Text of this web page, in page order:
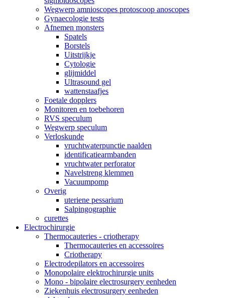
Wegwerp amnioscopes protoscoop anoscopes
Gynaecologie tests
Afnemen monsters
Spatels
Borstels
Uitstrijkje
Cytologie
glijmiddel
Ultrasound gel
wattenstaafjes
Foetale dopplers
Monitoren en toebehoren
RVS speculum
Wegwerp speculum
Verloskunde
vruchtwaterpunctie naalden
identificatiearmbanden
vruchtwater perforator
Navelstreng klemmen
Vacuumpomp
Overig
uteriene pessarium
Salpingographie
curettes
Electrochirurgie
Thermocauteries - criotherapy
Thermocauteries en accessoires
Criotherapy
Electrodepilators en accessoires
Monopolaire elektrochirurgie units
Mono - bipolaire electrosurgery eenheden
Ziekenhuis electrosurgery eenheden